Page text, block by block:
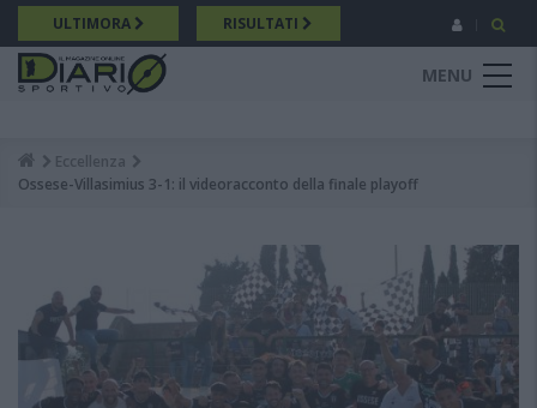
Salta
al
contenuto
principale
ULTIMORA RISULTATI
MENU
Breadcrumb
Eccellenza
Ossese-Villasimius 3-1: il videoracconto della finale playoff